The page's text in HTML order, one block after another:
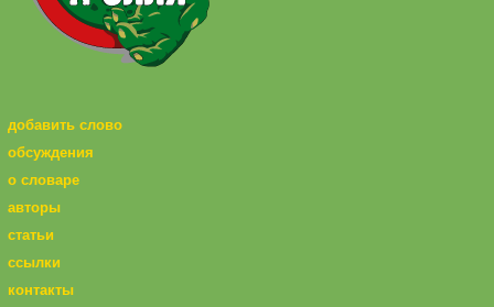
добавить слово
обсуждения
о словаре
авторы
статьи
ссылки
контакты